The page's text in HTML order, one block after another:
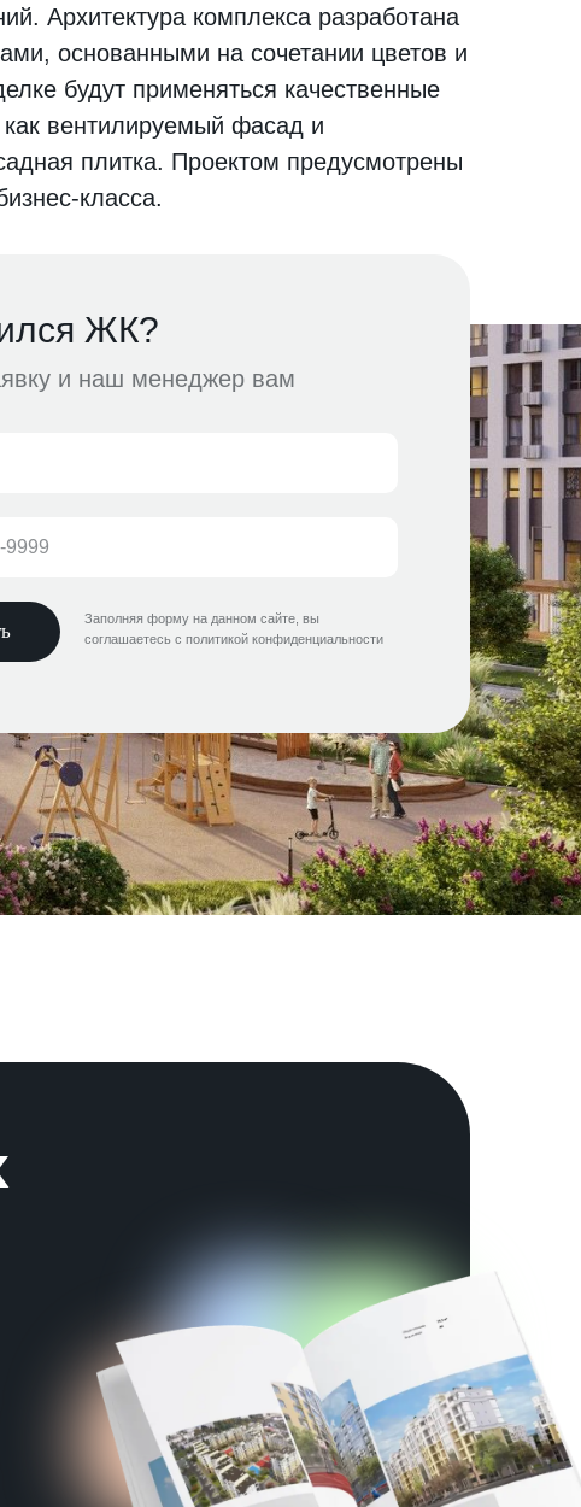
Архитектура комплекса разработана
основанными на сочетании цветов и
будут применяться качественные
вентилируемый фасад и
плитка. Проектом предусмотрены
класса.
и наш менеджер вам
ЖК?
Заполняя форму на данном сайте, вы
соглашаетесь с политикой конфиденциальности